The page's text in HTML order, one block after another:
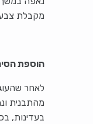
מקבלת צבע
הוספת
לאחר
מהתבנית
בעדינות,